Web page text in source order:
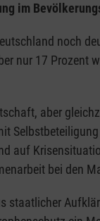
im
noch
nur 17 Prozent
aber
auf
bei den